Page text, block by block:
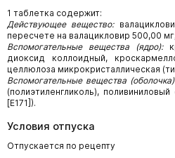
1 таблетка содержит:
Действующее вещество:
пересчете на валацикловир 500,00 мг;
Вспомогательные вещества (ядро):
диоксид коллоидный,
целлюлоза микрокристаллическая
Вспомогательные вещества
(полиэтиленгликоль),
[Е171]).
Условия отпуска
Отпускается по рецепту